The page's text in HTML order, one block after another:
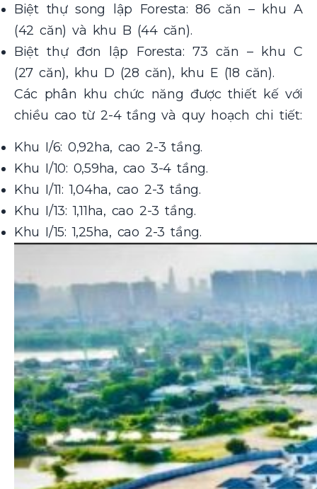
Biệt thự song lập Foresta: 86 căn – khu A
(42 căn) và khu B (44 căn).
Biệt thự đơn lập Foresta: 73 căn – khu C
(27 căn), khu D (28 căn), khu E (18 căn).
Các phân khu chức năng được thiết kế với
chiều cao từ 2-4 tầng và quy hoạch chi tiết:
Khu I/6: 0,92ha, cao 2-3 tầng.
Khu I/10: 0,59ha, cao 3-4 tầng.
Khu I/11: 1,04ha, cao 2-3 tầng.
Khu I/13: 1,11ha, cao 2-3 tầng.
Khu I/15: 1,25ha, cao 2-3 tầng.